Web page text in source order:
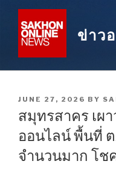
content
ข่าว
POSTED
JUNE 27, 2026 BY
สมุทรสาคร เผ
ออนไลน์ พื้นที่
จำนวนมาก โช